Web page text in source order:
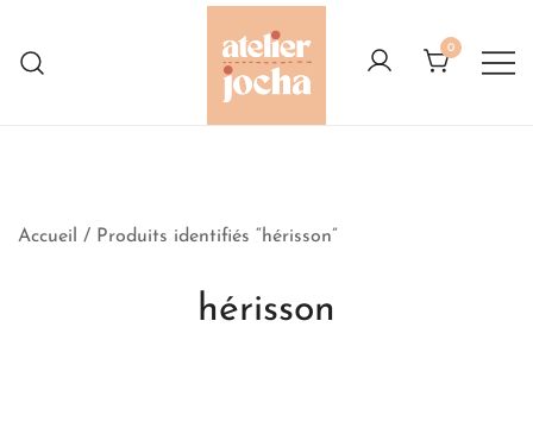
content
0
Accueil / Produits identifiés “hérisson”
hérisson